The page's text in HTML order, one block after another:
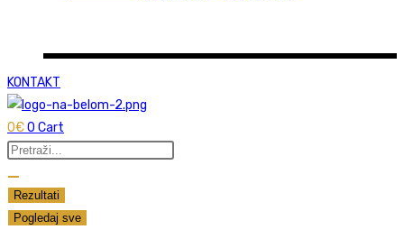
KONTAKT
0€0 Cart
Search
Rezultati
Pogledaj sve